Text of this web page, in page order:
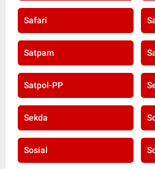
Safari
Satpam
Satpol-PP
Sekda
Sosial